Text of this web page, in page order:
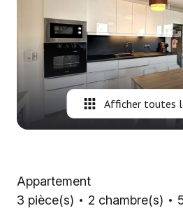
Afficher toutes
Appartement
3 pièce(s)
2 chambre(s)